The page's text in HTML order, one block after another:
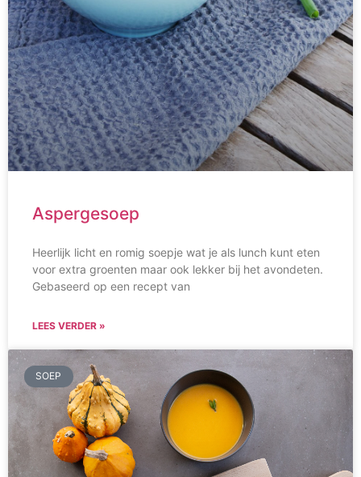
Aspergesoep
Heerlijk licht en romig soepje wat je als lunch kunt eten
voor extra groenten maar ook lekker bij het avondeten.
Gebaseerd op een recept van
LEES VERDER »
SOEP